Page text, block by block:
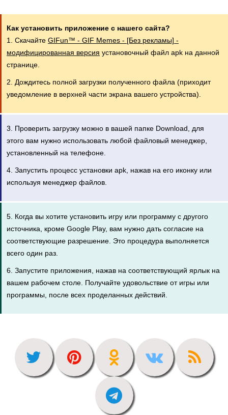
Как установить приложение с нашего сайта?
1. Скачайте GIFun™ - GIF Memes - [Без рекламы] -
модифицированная версия установочный файл apk на данной
странице.
2. Дождитесь полной загрузки полученного файла (приходит
уведомление в верхней части экрана вашего устройства).
3. Проверить загрузку можно в вашей папке Download, для
этого вам нужно использовать любой файловый менеджер,
установленный на телефоне.
4. Запустить процесс установки apk, нажав на его иконку или
используя менеджер файлов.
5. Когда вы хотите установить игру или программу с другого
источника, кроме Google Play, вам нужно дать согласие на
соответствующие разрешение. Это процедура выполняется
всего один раз.
6. Запустите приложения, нажав на соответствующий ярлык на
вашем рабочем столе. Получайте удовольствие от игры или
программы, после всех проделанных действий.